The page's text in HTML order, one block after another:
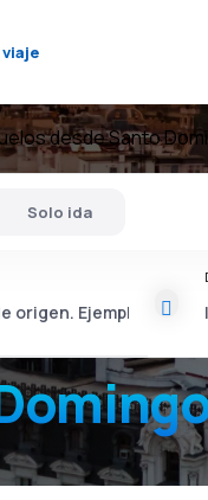
desde Santo
Solo ida